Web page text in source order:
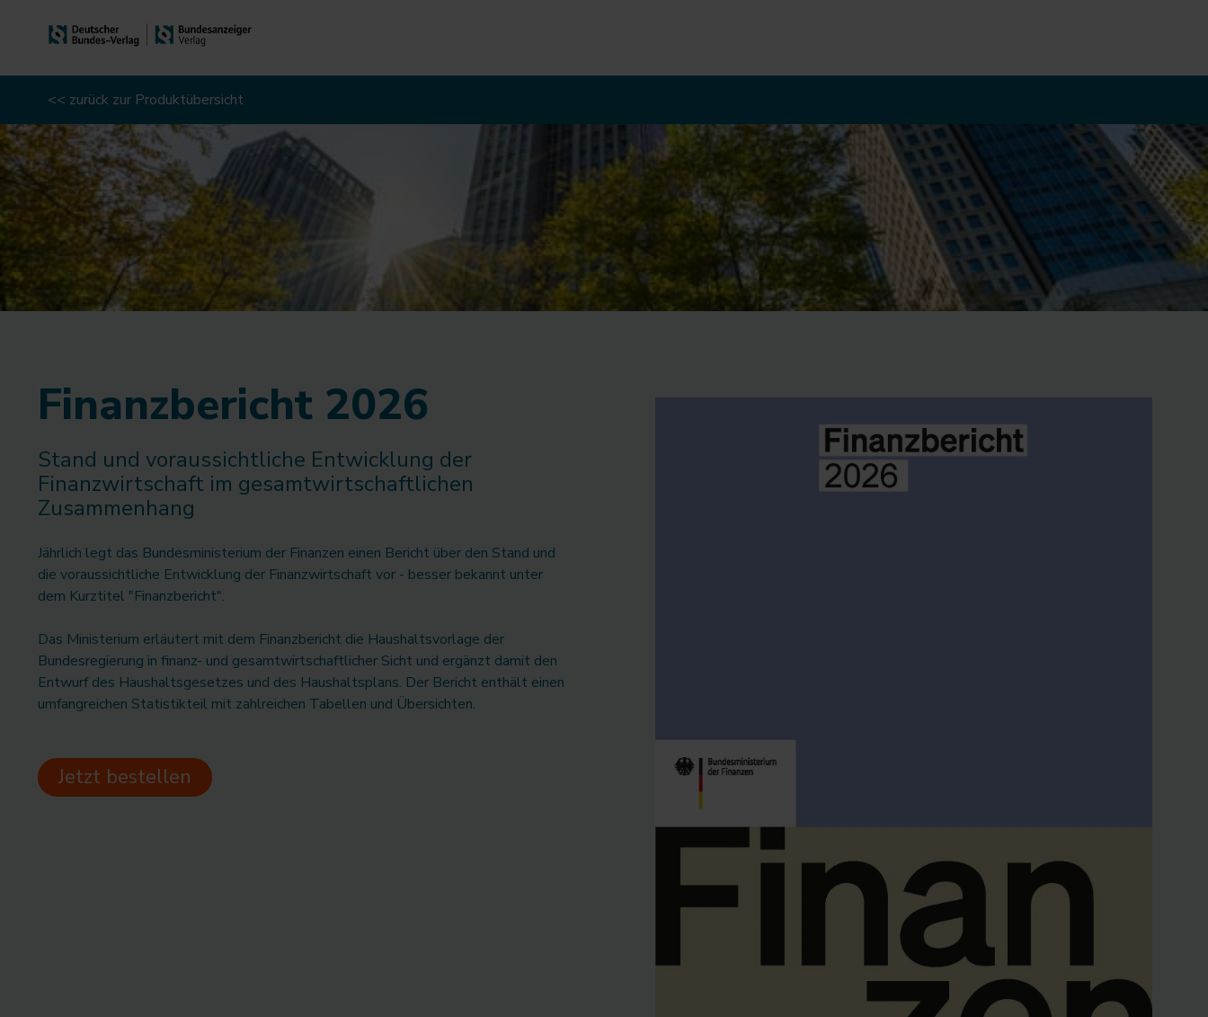
<< zurück zur Produktübersicht
Finanzbericht 2026
Stand und voraussichtliche Entwicklung der
Finanzwirtschaft im gesamtwirtschaftlichen
Zusammenhang
Jährlich legt das Bundesministerium der Finanzen einen Bericht über den Stand und
die voraussichtliche Entwicklung der Finanzwirtschaft vor - besser bekannt unter
dem Kurztitel "Finanzbericht".
Das Ministerium erläutert mit dem Finanzbericht die Haushaltsvorlage der
Bundesregierung in finanz- und gesamtwirtschaftlicher Sicht und ergänzt damit den
Entwurf des Haushaltsgesetzes und des Haushaltsplans. Der Bericht enthält einen
umfangreichen Statistikteil mit zahlreichen Tabellen und Übersichten.
Jetzt bestellen